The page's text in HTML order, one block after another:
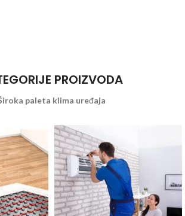
PROIZVODA
paleta klima uređaja